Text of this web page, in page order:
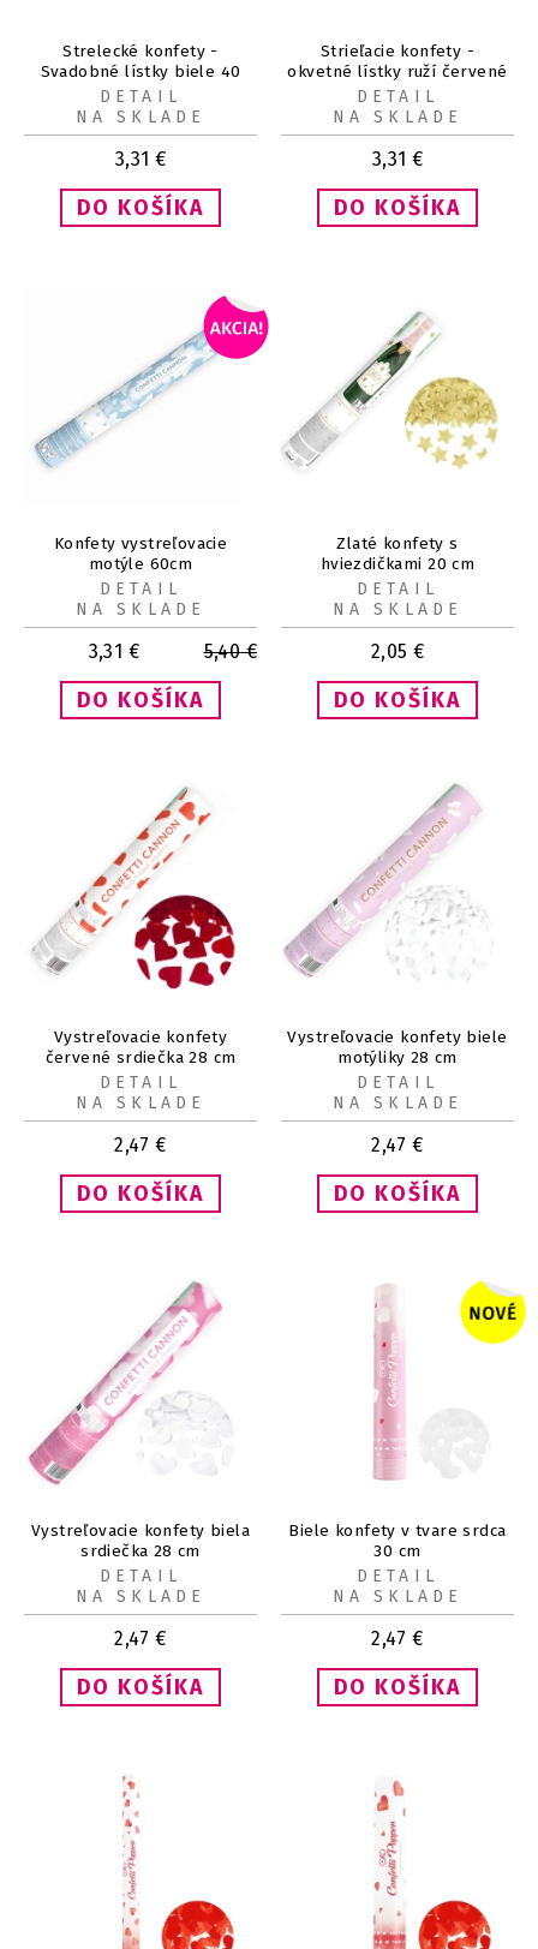
Strelecké konfety -
Svadobné lístky biele 40
cm
3,31 €
DETAIL
NA SKLADE
Strieľacie konfety -
okvetné lístky ruží červené
40 cm
3,31 €
DETAIL
NA SKLADE
Konfety vystreľovacie
motýle 60cm
3,31 € 5,40€
DETAIL
NA SKLADE
Zlaté konfety s
hviezdičkami 20 cm
2,05 €
DETAIL
NA SKLADE
Vystreľovacie konfety
červené srdiečka 28 cm
2,47 €
DETAIL
NA SKLADE
Vystreľovacie konfety biele
motýliky 28 cm
2,47 €
DETAIL
NA SKLADE
Vystreľovacie konfety biela
srdiečka 28 cm
2,47 €
DETAIL
NA SKLADE
Biele konfety v tvare srdca
30 cm
2,47 €
DETAIL
NA SKLADE